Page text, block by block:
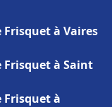
à Vaires
à Saint
à